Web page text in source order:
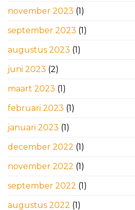
november 2023 (1)
september 2023 (1)
augustus 2023 (1)
juni 2023 (2)
maart 2023 (1)
februari 2023 (1)
januari 2023 (1)
december 2022 (1)
november 2022 (1)
september 2022 (1)
augustus 2022 (1)